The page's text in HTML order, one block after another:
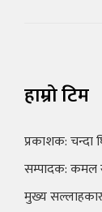
हाम्रो टिम
प्रकाशक: चन्दा
सम्पादक: कमल
मुख्य